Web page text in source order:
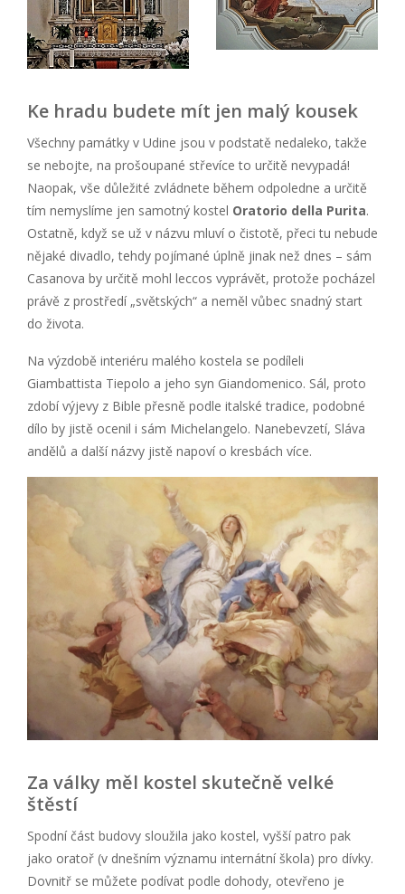
Ke hradu budete mít jen malý kousek
Všechny památky v Udine jsou v podstatě nedaleko, takže
se nebojte, na prošoupané střevíce to určitě nevypadá!
Naopak, vše důležité zvládnete během odpoledne a určitě
tím nemyslíme jen samotný kostel Oratorio della Purita.
Ostatně, když se už v názvu mluví o čistotě, přeci tu nebude
nějaké divadlo, tehdy pojímané úplně jinak než dnes – sám
Casanova by určitě mohl leccos vyprávět, protože pocházel
právě z prostředí „světských“ a neměl vůbec snadný start
do života.
Na výzdobě interiéru malého kostela se podíleli
Giambattista Tiepolo a jeho syn Giandomenico. Sál, proto
zdobí výjevy z Bible přesně podle italské tradice, podobné
dílo by jistě ocenil i sám Michelangelo. Nanebevzetí, Sláva
andělů a další názvy jistě napoví o kresbách více.
Za války měl kostel skutečně velké
štěstí
Spodní část budovy sloužila jako kostel, vyšší patro pak
jako oratoř (v dnešním významu internátní škola) pro dívky.
Dovnitř se můžete podívat podle dohody, otevřeno je